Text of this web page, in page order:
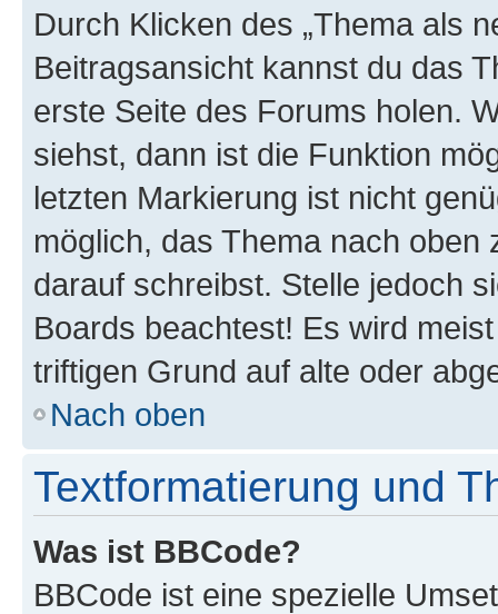
Durch Klicken des „Thema als
Beitragsansicht kannst du das
erste Seite des Forums holen.
siehst, dann ist die Funktion
letzten Markierung ist nicht
möglich, das Thema nach oben
darauf schreibst. Stelle jedoch
Boards beachtest! Es wird
triftigen Grund auf alte oder
Nach oben
Textformatierung und
Was ist BBCode?
BBCode ist eine spezielle